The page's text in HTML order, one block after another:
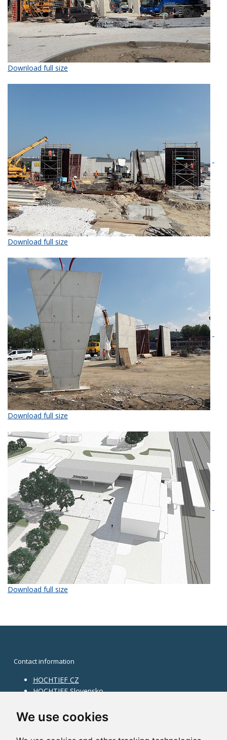
We use cookies
Download full size
Download full size
Download full size
Download full size
Contact information
HOCHTIEF CZ
HOCHTIEF Slovensko
Information on division